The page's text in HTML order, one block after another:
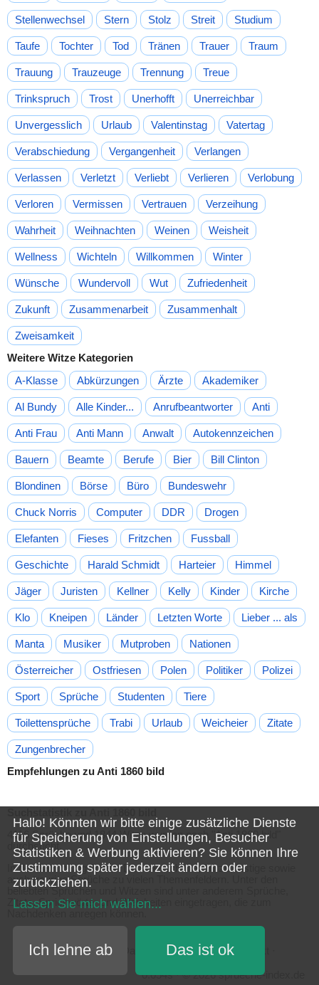
Stellenwechsel Stern Stolz Streit Studium
Taufe Tochter Tod Tränen Trauer Traum
Trauung Trauzeuge Trennung Treue
Trinkspruch Trost Unerhofft Unerreichbar
Unvergesslich Urlaub Valentinstag Vatertag
Verabschiedung Vergangenheit Verlangen
Verlassen Verletzt Verliebt Verlieren Verlobung
Verloren Vermissen Vertrauen Verzeihung
Wahrheit Weihnachten Weinen Weisheit
Wellness Wichteln Willkommen Winter
Wünsche Wundervoll Wut Zufriedenheit
Zukunft Zusammenarbeit Zusammenhalt
Zweisamkeit
Weitere Witze Kategorien
A-Klasse
Abkürzungen Ärzte Akademiker
Al Bundy Alle Kinder... Anrufbeantworter Anti
Anti Frau Anti Mann Anwalt Autokennzeichen
Bauern Beamte Berufe Bier Bill Clinton
Blondinen Börse Büro Bundeswehr
Chuck Norris Computer DDR Drogen
Elefanten Fieses Fritzchen Fussball
Geschichte Harald Schmidt Harteier Himmel
Jäger Juristen Kellner Kelly Kinder Kirche
Klo Kneipen Länder Letzten Worte Lieber ... als
Manta Musiker Mutproben Nationen
Österreicher Ostfriesen Polen Politiker Polizei
Sport Sprüche Studenten Tiere
Toilettensprüche Trabi Urlaub Weicheier Zitate
Zungenbrecher
Empfehlungen zu Anti 1860 bild
4116 Sprüche und 1844 Witze wurden nach " Anti 1860 bild
durchsucht.
In der Sammlung findest Du viele schöne, kurze, lustige sowie
auch traurige Sprüche zu vielen Themenfeldern. Unter den
beliebten Sprüchen und Witzen sind unter anderem Sprüche,
Zitate, Sprichwörter und Weisheiten eingetragen, die zum
Cookie-Einstellungen Datenschutzerklärung·Kontakt
0.054s · © 2026 sprueche-index.de
Hallo! Könnten wir bitte einige zusätzliche Dienste
für Speicherung von Einstellungen, Besucher
Statistiken & Werbung aktivieren? Sie können Ihre
Zustimmung später jederzeit ändern oder
zurückziehen.
Lassen Sie mich wählen...
Ich lehne ab Das ist ok